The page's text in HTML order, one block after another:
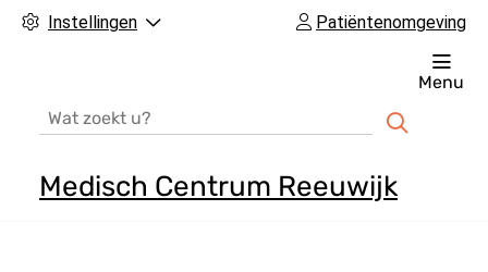
Instellingen Patiëntenomgeving
Medisch Centrum Reeuwijk
Menu